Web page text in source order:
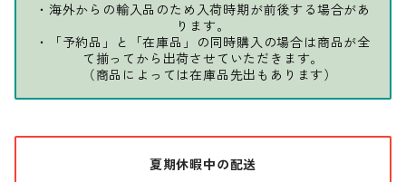
・海外からの輸入品のため入荷時期が前後する場合があ
ります。
・「予約品」と「在庫品」の同時購入の場合は商品が全
て揃ってから出荷させていただきます。
（商品によっては在庫品先出もあります）
夏期休暇中の配送